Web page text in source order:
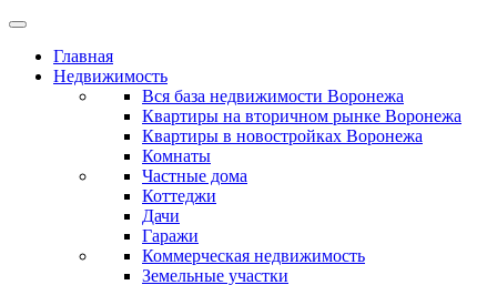
Главная
Недвижимость
Вся база недвижимости Воронежа
Квартиры на вторичном рынке Воронежа
Квартиры в новостройках Воронежа
Комнаты
Частные дома
Коттеджи
Дачи
Гаражи
Коммерческая недвижимость
Земельные участки